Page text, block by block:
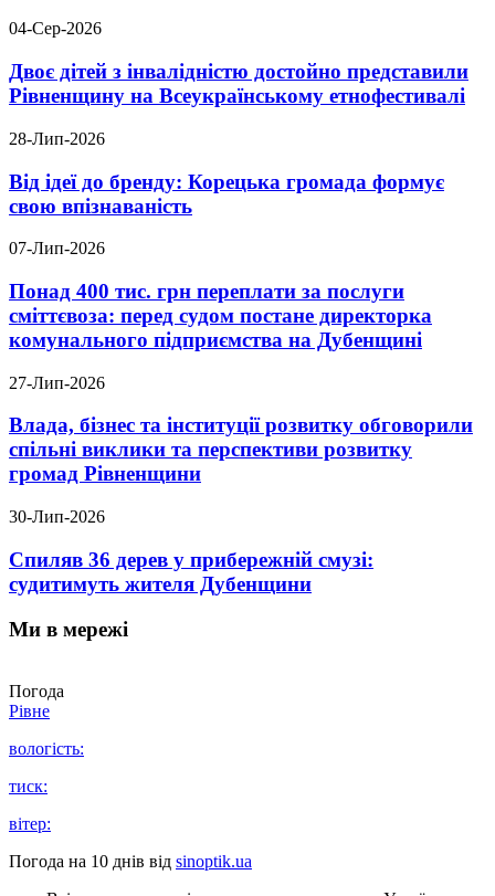
04-Сер-2026
Двоє дітей з інвалідністю достойно представили
Рівненщину на Всеукраїнському етнофестивалі
28-Лип-2026
Від ідеї до бренду: Корецька громада формує
свою впізнаваність
07-Лип-2026
Понад 400 тис. грн переплати за послуги
сміттєвоза: перед судом постане директорка
комунального підприємства на Дубенщині
27-Лип-2026
Влада, бізнес та інституції розвитку обговорили
спільні виклики та перспективи розвитку
громад Рівненщини
30-Лип-2026
Спиляв 36 дерев у прибережній смузі:
судитимуть жителя Дубенщини
Ми в мережі
Погода
Рівне
вологість:
тиск:
вітер:
Погода на 10 днів від sinoptik.ua